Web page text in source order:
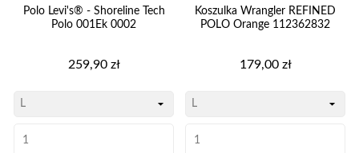
Polo Levi's® - Shoreline Tech
Polo 001Ek 0002
Cena
259,90 zł
Koszulka Wrangler REFINED
POLO Orange 112362832
Cena
179,00 zł